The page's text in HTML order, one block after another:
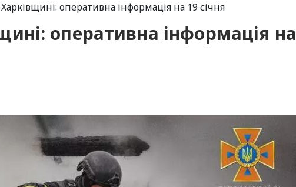
оперативна інформація на 19 січня
оперативна інформація на